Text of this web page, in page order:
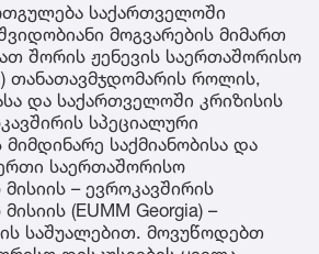
საქართველოში
მოგვარების მიმართ
შორის ჟენევის საერთაშორისო
თანათავმჯდომარის როლის,
და საქართველოში კრიზისის
სპეციალური
საქმიანობისა და
საერთაშორისო
– ევროკავშირის
(EUMM Georgia) –
საშუალებით. მოვუწოდებთ